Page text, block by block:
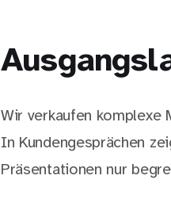
Wir verkaufen komplexe
In Kundengesprächen
Präsentationen nur